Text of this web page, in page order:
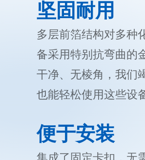
坚固耐用
多层前箔结构对多种
备采用特别抗弯曲的
干净、无棱角，我们
也能轻松使用这些设
便于安装